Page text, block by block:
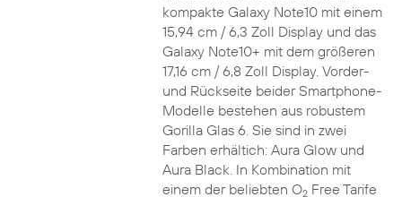
kompakte Galaxy Note10 mit einem
15,94 cm / 6,3 Zoll Display und das
Galaxy Note10+ mit dem größeren
17,16 cm / 6,8 Zoll Display. Vorder-
und Rückseite beider Smartphone-
Modelle bestehen aus robustem
Gorilla Glas 6. Sie sind in zwei
Farben erhältich: Aura Glow und
Aura Black. In Kombination mit
einem der beliebten O2Free Tarife